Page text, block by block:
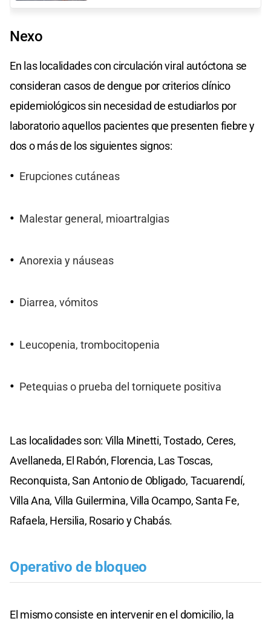
Nexo
En las localidades con circulación viral autóctona se
consideran casos de dengue por criterios clínico
epidemiológicos sin necesidad de estudiarlos por
laboratorio aquellos pacientes que presenten fiebre y
dos o más de los siguientes signos:
Erupciones cutáneas
Malestar general, mioartralgias
Anorexia y náuseas
Diarrea, vómitos
Leucopenia, trombocitopenia
Petequias o prueba del torniquete positiva
Las localidades son: Villa Minetti, Tostado, Ceres,
Avellaneda, El Rabón, Florencia, Las Toscas,
Reconquista, San Antonio de Obligado, Tacuarendí,
Villa Ana, Villa Guilermina, Villa Ocampo, Santa Fe,
Rafaela, Hersilia, Rosario y Chabás.
Operativo de bloqueo
El mismo consiste en intervenir en el domicilio, la